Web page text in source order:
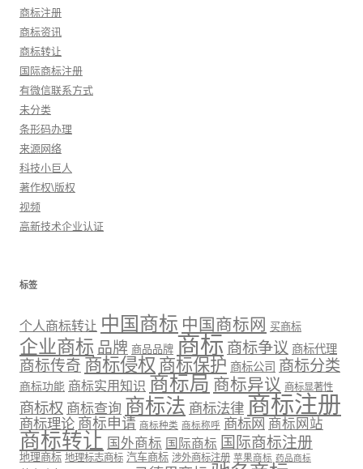
商标注册
商标资讯
商标转让
国际商标注册
有微信联系方式
未分类
条形码办理
来源网络
科技小巨人
著作权\版权
视频
高新技术企业认证
标签
个人商标转让 中国商标 中国商标网 买商标
企业商标 品牌 商品品牌 商标 商标争议 商标代理
商标传奇 商标侵权 商标保护 商标公司 商标分类
商标功能 商标实用知识 商标局 商标异议 商标显著性
商标权 商标查询 商标法 商标法律 商标注册
商标理论 商标申请 商标种类 商标称呼 商标网 商标网站
商标转让 国外商标 国际商标 国际商标注册
地理商标 地理标志商标 汽车商标 涉外商标注册 苹果商标 药品商标